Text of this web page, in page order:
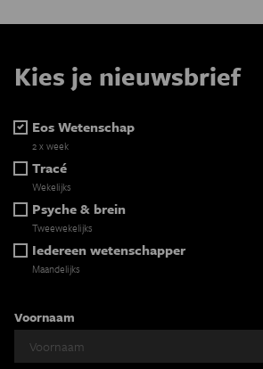
Kies je nieuwsbrief
Eos Wetenschap
2 x week
Tracé
Wekelijks
Psyche & brein
Tweewekelijks
Iedereen wetenschapper
Maandelijks
Voornaam